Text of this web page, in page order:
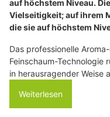
auf höchstem Niveau.
Vielseitigkeit; auf ihrem
die sie auf höchstem
Das professionelle
Feinschaum-Technologie
in herausragender Weise
Weiterlesen